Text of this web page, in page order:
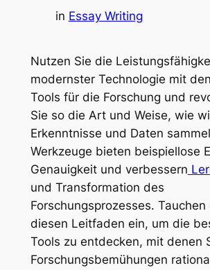
in Essay Writing
Nutzen Sie die
modernster Technologie mit
Tools für die Forschung und
Sie so die Art und Weise, wie
Erkenntnisse und Daten
Werkzeuge bieten beispiellose
Genauigkeit und verbessern
und Transformation des
Forschungsprozesses. Tauchen
diesen Leitfaden ein, um die
Tools zu entdecken, mit denen
Forschungsbemühungen